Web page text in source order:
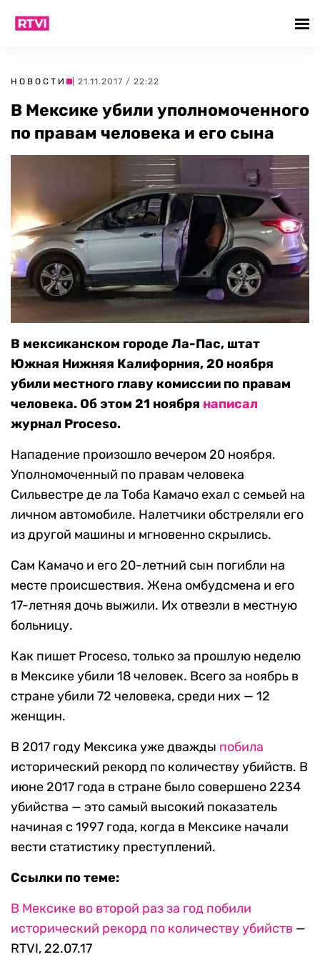
НОВОСТИ | 21.11.2017 / 22:22
В Мексике убили уполномоченного
по правам человека и его сына
В мексиканском городе Ла-Пас, штат
Южная Нижняя Калифорния, 20 ноября
убили местного главу комиссии по правам
человека. Об этом 21 ноября написал
журнал Proceso.
Нападение произошло вечером 20 ноября.
Уполномоченный по правам человека
Сильвестре де ла Тоба Камачо ехал с семьей на
личном автомобиле. Налетчики обстреляли его
из другой машины и мгновенно скрылись.
Сам Камачо и его 20-летний сын погибли на
месте происшествия. Жена омбудсмена и его
17-летняя дочь выжили. Их отвезли в местную
больницу.
Как пишет Proceso, только за прошлую неделю
в Мексике убили 18 человек. Всего за ноябрь в
стране убили 72 человека, среди них — 12
женщин.
В 2017 году Мексика уже дважды побила
исторический рекорд по количеству убийств. В
июне 2017 года в стране было совершено 2234
убийства — это самый высокий показатель
начиная с 1997 года, когда в Мексике начали
вести статистику преступлений.
Ссылки по теме:
В Мексике во второй раз за год побили
исторический рекорд по количеству убийств —
RTVI, 22.07.17